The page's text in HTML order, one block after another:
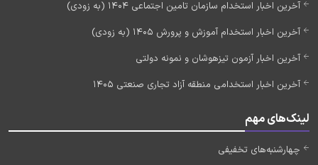
آخرین اخبار استخدام سازمان تامین اجتماعی 1404 (به زودی)
آخرین اخبار استخدام آموزش و پرورش 1405 (به زودی)
آخرین اخبار آزمون تیزهوشان و نمونه دولتی
آخرین اخبار استخدامی منطقه آزاد تجاری صنعتی 1405
لینک‌های مهم
چهارشنبه‌های تخفیفی